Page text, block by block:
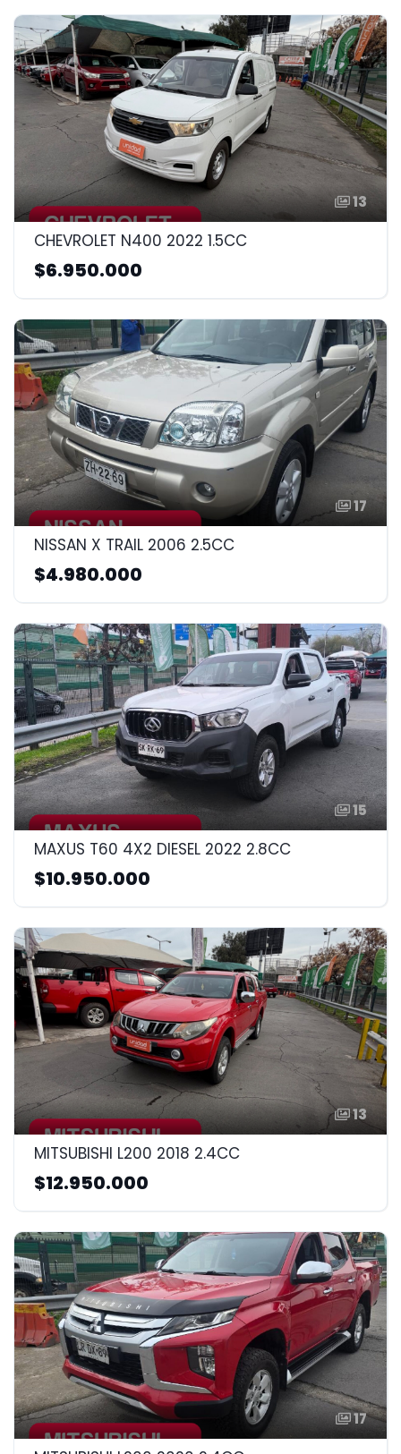
13
CHEVROLET N400 2022 1.5CC
$6.950.000
17
NISSAN X TRAIL 2006 2.5CC
$4.980.000
15
MAXUS T60 4X2 DIESEL 2022 2.8CC
$10.950.000
13
MITSUBISHI L200 2018 2.4CC
$12.950.000
17